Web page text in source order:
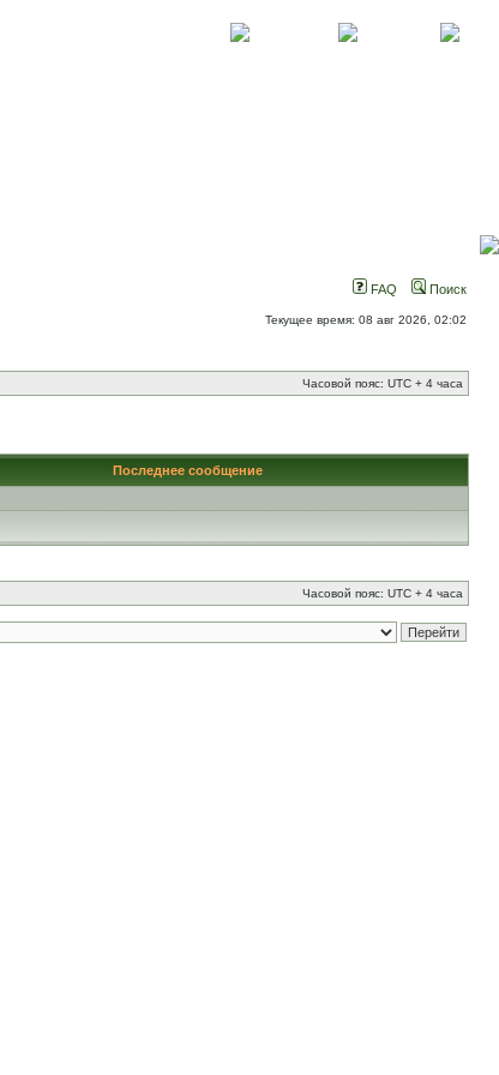
FAQ Поиск
Текущее время: 08 авг 2026, 02:02
Часовой пояс: UTC + 4 часа
Последнее сообщение
Часовой пояс: UTC + 4 часа